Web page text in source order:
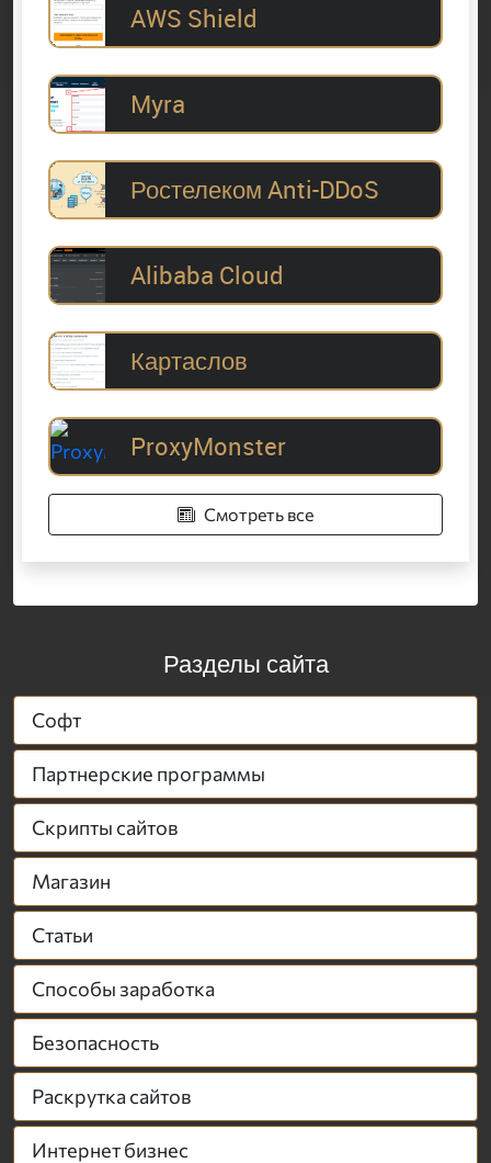
AWS Shield
Myra
Ростелеком Anti-DDoS
Alibaba Cloud
Картаслов
ProxyMonster
Смотреть все
Разделы сайта
Софт
Партнерские программы
Скрипты сайтов
Магазин
Статьи
Способы заработка
Безопасность
Раскрутка сайтов
Интернет бизнес